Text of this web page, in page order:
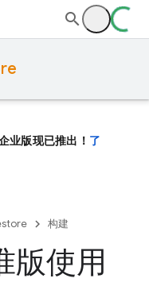
业版现已推出！ 了
构建
版使用